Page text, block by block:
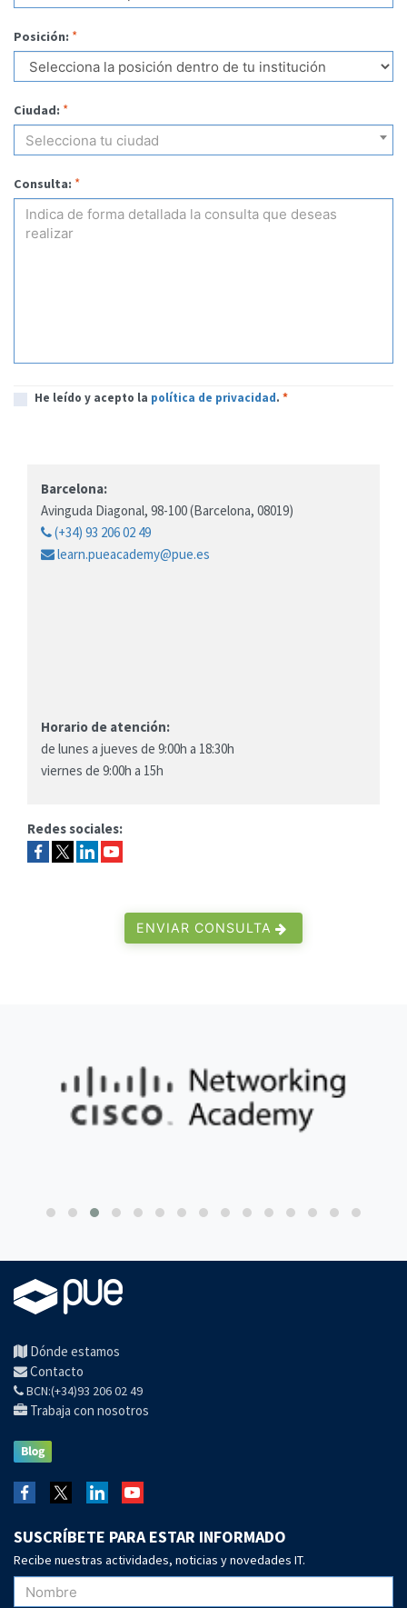
Posición: *
Ciudad: *
Selecciona tu ciudad
Consulta: *
He leído y acepto la política de privacidad. *
Barcelona:
Avinguda Diagonal, 98-100 (Barcelona, 08019)
(+34) 93 206 02 49
learn.pueacademy@pue.es
Horario de atención:
de lunes a jueves de 9:00h a 18:30h
viernes de 9:00h a 15h
Redes sociales:
ENVIAR CONSULTA
Dónde estamos
Contacto
BCN:(+34)93 206 02 49
Trabaja con nosotros
SUSCRÍBETE PARA ESTAR INFORMADO
Recibe nuestras actividades, noticias y novedades IT.